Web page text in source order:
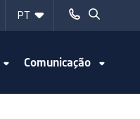
Comunicação